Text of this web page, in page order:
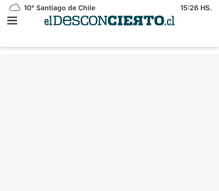
10° Santiago de Chile 15:26 HS.